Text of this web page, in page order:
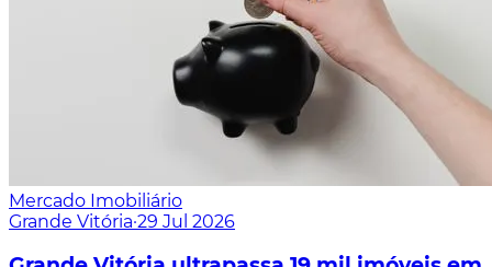
Mercado Imobiliário
Grande Vitória·29 Jul 2026